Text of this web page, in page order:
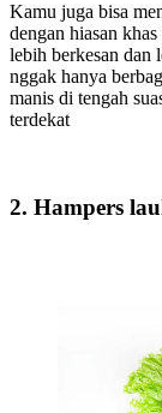
Kamu juga bisa
dengan hiasan
lebih berkesan dan
nggak hanya
manis di tengah
terdekat
2. Hampers